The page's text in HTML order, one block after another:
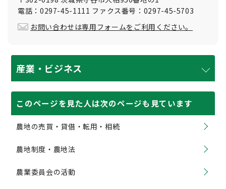
電話：0297-45-1111 ファクス番号：0297-45-5703
お問い合わせは専用フォームをご利用ください。
産業・ビジネス
このページを見た人は次のページも見ています
農地の売買・貸借・転用・相続
農地制度・農地法
農業委員会の活動